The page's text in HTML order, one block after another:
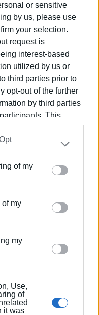
or sensitive
by us, please use
your selection.
request is
interest-based
utilized by us or
third parties prior to
opt-out of the further
by third parties
This
by us to third parties
that may
uses one or more
and store information
or deny consent to
use your data for
of my
of my
my
Use,
of
it was
κινηθεί σε
με κινεζικά,
το Πεκίνο αποφεύγει
σε μεγάλες
να
κυρώσεις
αναδιάρθρωση
Μέχρι τις
περισσότερα από
αποθήκευσης
αναγνωρίζει ότι
τη σημερινή
χρόνο,
του
ότι η χώρα δεν
τις εφεδρικές
προχωρά ήδη σε μέτρα
ανάλογα με το